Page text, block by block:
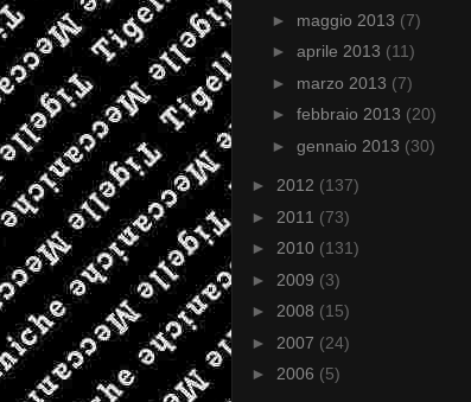
► maggio 2013 (7)
► aprile 2013 (11)
► marzo 2013 (7)
► febbraio 2013 (20)
► gennaio 2013 (30)
► 2012 (137)
► 2011 (73)
► 2010 (131)
► 2009 (3)
► 2008 (15)
► 2007 (24)
► 2006 (5)